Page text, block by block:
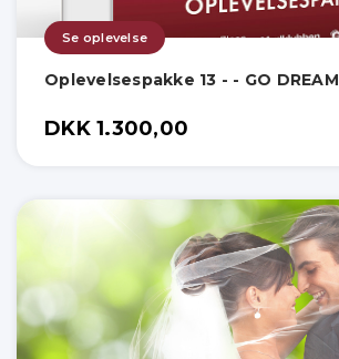
Se oplevelse
Oplevelsespakke 13 - - GO DREAM
DKK 1.300,00